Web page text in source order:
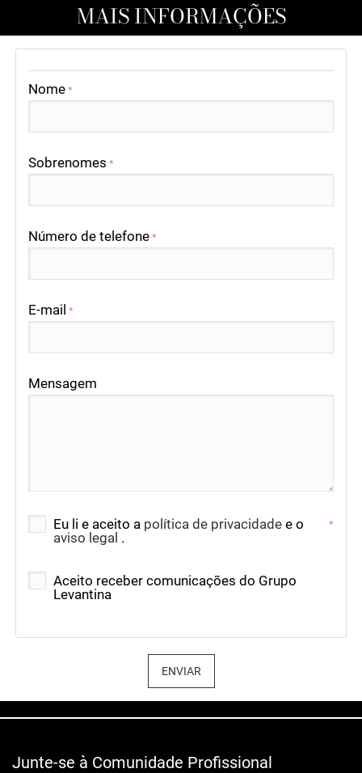
MAIS INFORMAÇÕES
Nome *
Sobrenomes *
Número de telefone *
E-mail *
Mensagem
Eu li e aceito a política de privacidade e o
aviso legal .
*
Aceito receber comunicações do Grupo
Levantina
ENVIAR
Junte-se à Comunidade Profissional